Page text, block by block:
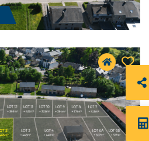
37 400 € HF*